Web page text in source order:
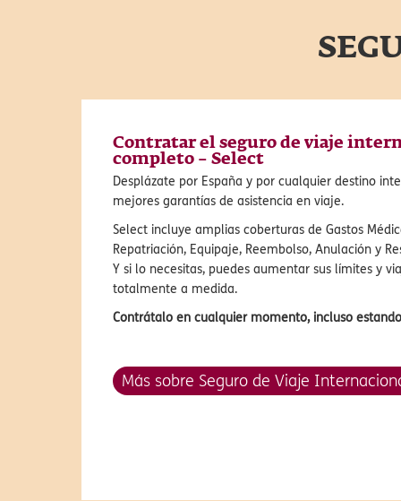
Contratar el seguro de viaje
completo – Select
Desplázate por España y por cualquier destino
mejores garantías de asistencia en viaje.
Select incluye amplias coberturas de Gastos
Repatriación, Equipaje, Reembolso, Anulación y
Y si lo necesitas, puedes aumentar sus límites y
totalmente a medida.
Contrátalo en cualquier momento, incluso
Más sobre Seguro de Viaje